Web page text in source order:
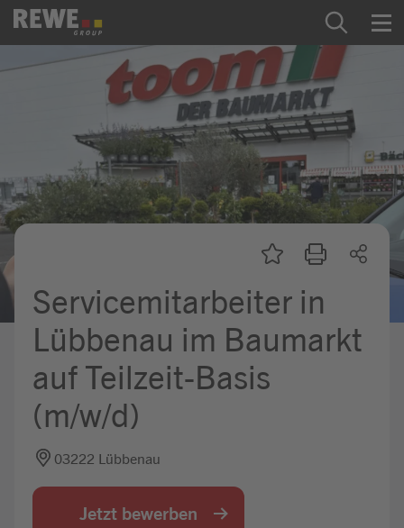
Zum Inhalt springen
Startseite
REWE Group als Arbeitgeber
Ausbildung & Studium
Praktikum & Werkstudium
Mein Kandidat:innenprofil
Servicemitarbeiter in
Lübbenau im Baumarkt
auf Teilzeit-Basis
(m/w/d)
03222 Lübbenau
Jetzt bewerben